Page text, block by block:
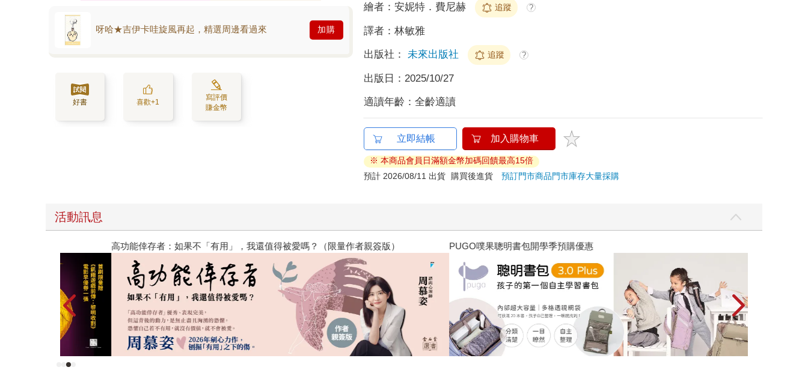
呀哈★吉伊卡哇旋風再起，精選周邊看過來 加購
好書 喜歡+1
寫評價
賺金幣
繪者：安妮特．費尼赫 追蹤 ?
譯者：林敏雅
出版社： 未來出版社 追蹤 ?
出版日： 2025/10/27
適讀年齡：全齡適讀
立即結帳 加入購物車
※ 本商品會員日滿額金幣加碼回饋最高15倍
預計 2026/08/11 出貨
購買後進貨預訂門市商品門市庫存大量採購
活動訊息
高功能倖存者：如果不「有用」，我還值得被愛嗎？（限量作者親簽版） PUGO噗果聰明書包開學季預購優惠